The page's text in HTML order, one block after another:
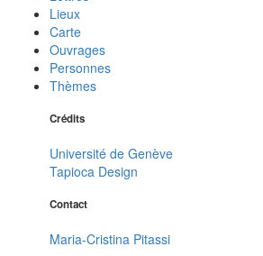
Lieux
Carte
Ouvrages
Personnes
Thèmes
Crédits
Université de Genève
Tapioca Design
Contact
Maria-Cristina Pitassi